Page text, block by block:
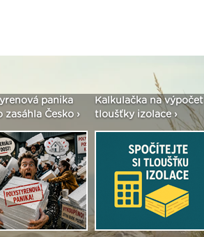
panika
zasáhla Česko ›
Kalkulačka na výpočet
tloušťky izolace ›